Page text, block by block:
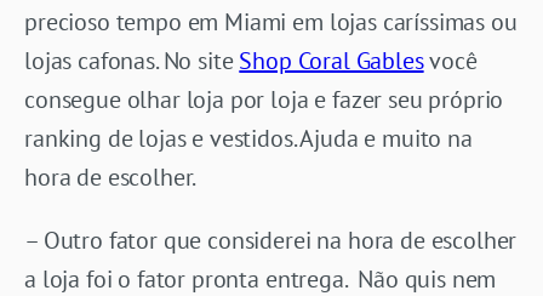
precioso tempo em Miami em lojas caríssimas ou
lojas cafonas. No siteShop Coral Gablesvocê
consegue olhar loja por loja e fazer seu próprio
ranking de lojas e vestidos. Ajuda e muito na
hora de escolher.
– Outro fator que considerei na hora de escolher
a loja foi o fator pronta entrega. Não quis nem